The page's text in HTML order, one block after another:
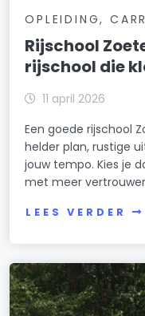
OPLEIDING,
Rijschool
rijschool die
11 april 2026
Een goede rijschool
helder plan, rustige
jouw tempo. Kies je
met meer
LEES VERDER